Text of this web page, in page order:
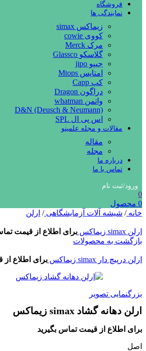
فروشگاه
نمایندگی ها
زیماکس simax
کووی cowie
مرک Merck
گلاسکو Glassco
جیپو jipo
امتاپس Mtops
کپ Capp
دراگون Dragon
واتمن whatman
D&N (Deusch & Neumann)
اس پی ال SPL
مقالات و مجله علمینو
مقاله
مجله
درباره ما
تماس با ما
ورود/ثبت نام
0
0 محصول
خانه/ شیشه آلات آزمایشگاهی/ ارلن
ارلن simax زیماکس
برای اطلاع از قیمت
بازگشت به محصولات
ارلن درپیچ دار simax زیماکس برای اطلاع
بزرگنمایی تصویر
ارلن دهانه گشاد simax زیماکس
برای اطلاع از قیمت تماس بگیرید
اصل